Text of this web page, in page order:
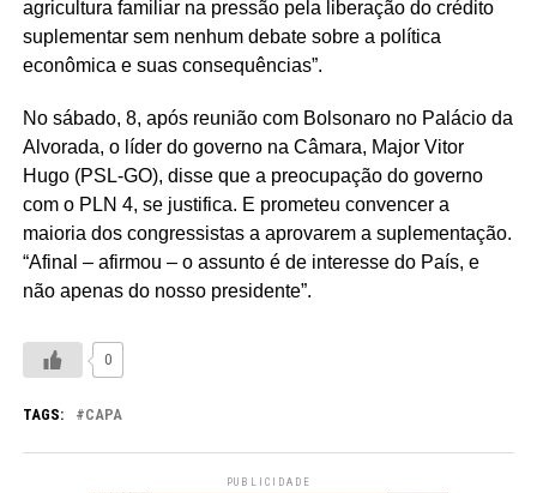
agricultura familiar na pressão pela liberação do crédito
suplementar sem nenhum debate sobre a política
econômica e suas consequências”.
No sábado, 8, após reunião com Bolsonaro no Palácio da
Alvorada, o líder do governo na Câmara, Major Vitor
Hugo (PSL-GO), disse que a preocupação do governo
com o PLN 4, se justifica. E prometeu convencer a
maioria dos congressistas a aprovarem a suplementação.
“Afinal – afirmou – o assunto é de interesse do País, e
não apenas do nosso presidente”.
0
TAGS: CAPA
PUBLICIDADE